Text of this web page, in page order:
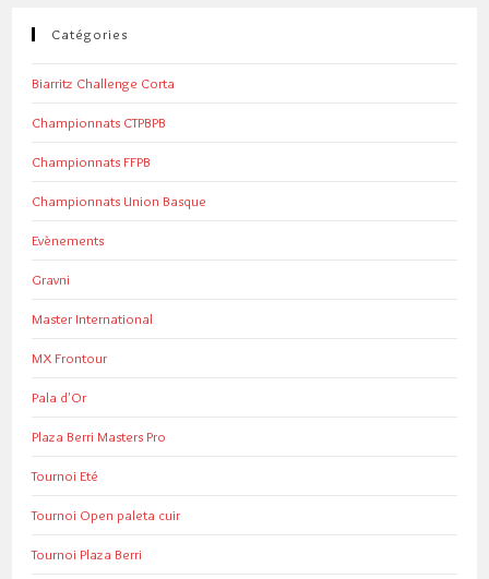
Catégories
Biarritz Challenge Corta
Championnats CTPBPB
Championnats FFPB
Championnats Union Basque
Evènements
Gravni
Master International
MX Frontour
Pala d'Or
Plaza Berri Masters Pro
Tournoi Eté
Tournoi Open paleta cuir
Tournoi Plaza Berri